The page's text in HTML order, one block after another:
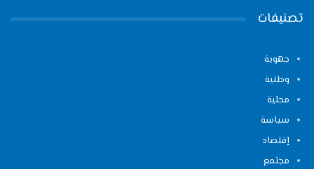
تصنيفات
جهوية
وطنية
محلية
سياسة
إقتصاد
مجتمع